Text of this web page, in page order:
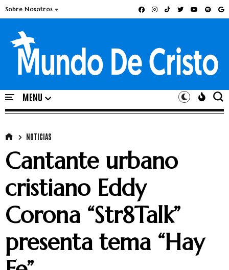
Sobre Nosotros
NOTICIAS
Cantante urbano
cristiano Eddy
Corona “Str8Talk”
presenta tema “Hay